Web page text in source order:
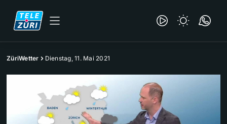
ZüriWetter Dienstag, 11. Mai 2021